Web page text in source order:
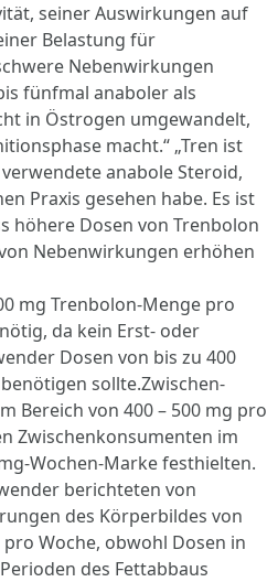
seiner Auswirkungen auf
Belastung für
Nebenwirkungen
fünfmal anaboler als
in Östrogen umgewandelt,
macht.“ „Tren ist
anabole Steroid,
Praxis gesehen habe. Es ist
höhere Dosen von Trenbolon
Nebenwirkungen erhöhen
mg Trenbolon-Menge pro
da kein Erst- oder
Dosen von bis zu 400
sollte.Zwischen-
Bereich von 400 – 500 mg pro
Zwischenkonsumenten im
Wochen-Marke festhielten.
berichteten von
des Körperbildes von
Woche, obwohl Dosen in
des Fettabbaus